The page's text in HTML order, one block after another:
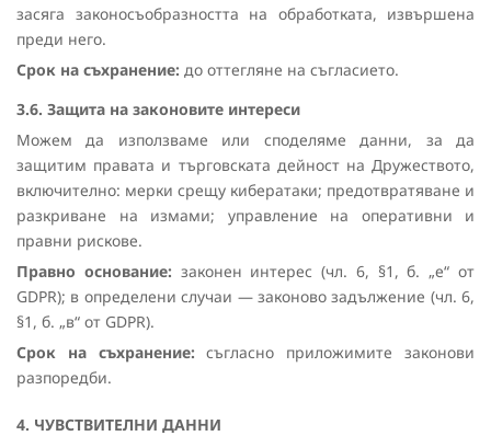
засяга законосъобразността на обработката, извършена
преди него.
Срок на съхранение: до оттегляне на съгласието.
3.6. Защита на законовите интереси
Можем да използваме или споделяме данни, за да
защитим правата и търговската дейност на Дружеството,
включително: мерки срещу кибератаки; предотвратяване и
разкриване на измами; управление на оперативни и
правни рискове.
Правно основание: законен интерес (чл. 6, §1, б. „е“ от
GDPR); в определени случаи — законово задължение (чл. 6,
§1, б. „в“ от GDPR).
Срок на съхранение:съгласно приложимите законови
разпоредби.
4. ЧУВСТВИТЕЛНИ ДАННИ